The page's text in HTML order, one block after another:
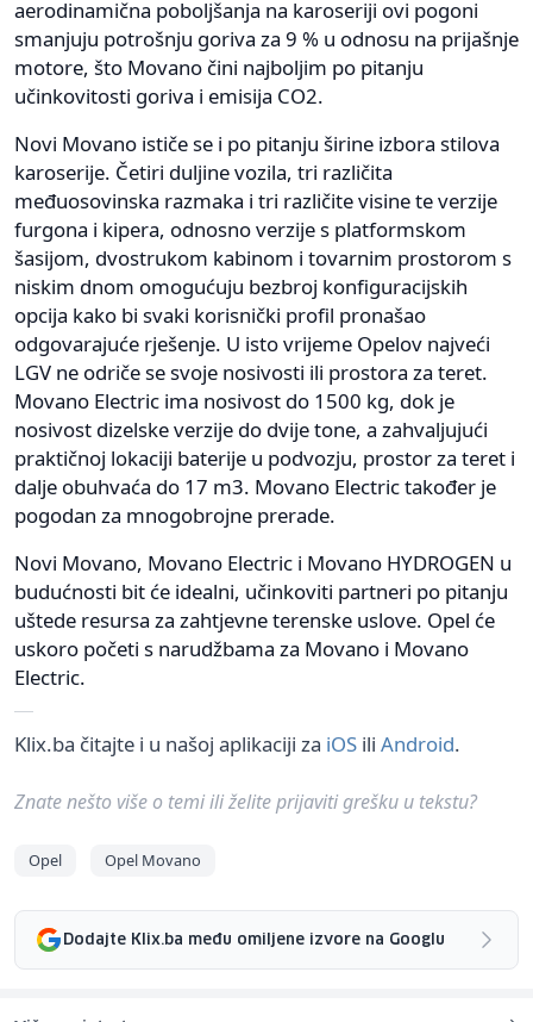
aerodinamična poboljšanja na karoseriji ovi pogoni
smanjuju potrošnju goriva za 9 % u odnosu na prijašnje
motore, što Movano čini najboljim po pitanju
učinkovitosti goriva i emisija CO2.
Novi Movano ističe se i po pitanju širine izbora stilova
karoserije. Četiri duljine vozila, tri različita
međuosovinska razmaka i tri različite visine te verzije
furgona i kipera, odnosno verzije s platformskom
šasijom, dvostrukom kabinom i tovarnim prostorom s
niskim dnom omogućuju bezbroj konfiguracijskih
opcija kako bi svaki korisnički profil pronašao
odgovarajuće rješenje. U isto vrijeme Opelov najveći
LGV ne odriče se svoje nosivosti ili prostora za teret.
Movano Electric ima nosivost do 1500 kg, dok je
nosivost dizelske verzije do dvije tone, a zahvaljujući
praktičnoj lokaciji baterije u podvozju, prostor za teret i
dalje obuhvaća do 17 m3. Movano Electric također je
pogodan za mnogobrojne prerade.
Novi Movano, Movano Electric i Movano HYDROGEN u
budućnosti bit će idealni, učinkoviti partneri po pitanju
uštede resursa za zahtjevne terenske uslove. Opel će
uskoro početi s narudžbama za Movano i Movano
Electric.
Klix.ba čitajte i u našoj aplikaciji za iOS ili Android.
Znate nešto više o temi ili želite prijaviti grešku u tekstu?
Opel Opel Movano
Dodajte Klix.ba među omiljene izvore na Googlu